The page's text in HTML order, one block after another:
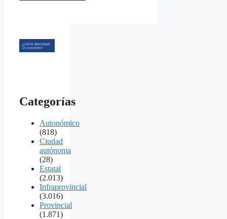
Categorías
Autonómico
(818)
Ciudad
autónoma
(28)
Estatal
(2.013)
Infraprovincial
(3.016)
Provincial
(1.871)